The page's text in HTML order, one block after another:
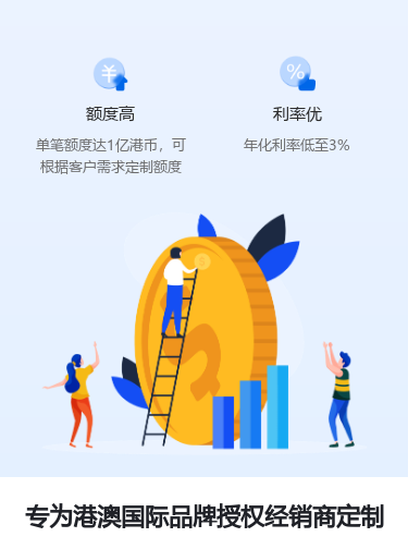
额度高
单笔额度达1亿港币，可
根据客户需求定制额度
利率优
年化利率低至3%
专为港澳国际品牌授权经销商定制